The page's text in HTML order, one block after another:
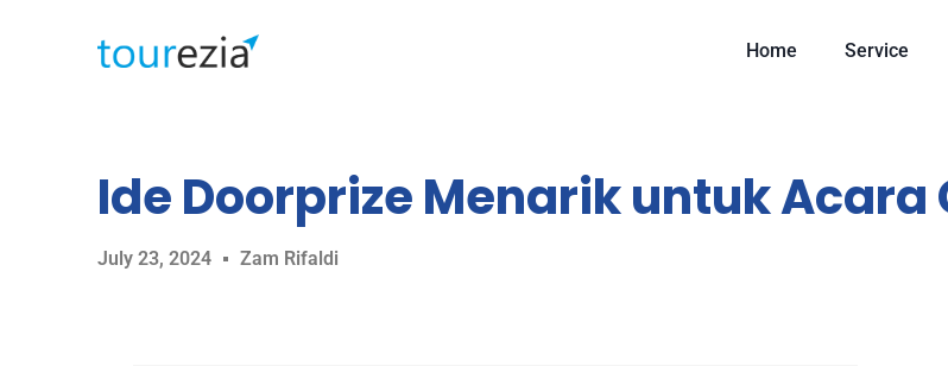
Home Service
Ide Doorprize Menarik untuk
July 23, 2024 Zam Rifaldi